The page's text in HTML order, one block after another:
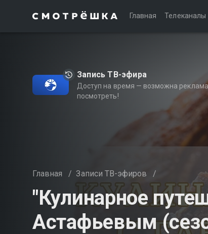
Главная Телеканалы
Запись ТВ-эфира
Доступ на время — возможна
посмотреть!
Главная / Записи ТВ-эфиров /
"Кулинарное
Астафьевым